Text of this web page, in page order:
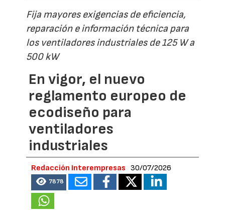
Fija mayores exigencias de eficiencia,
reparación e información técnica para
los ventiladores industriales de 125 W a
500 kW
En vigor, el nuevo
reglamento europeo de
ecodiseño para
ventiladores
industriales
Redacción Interempresas 30/07/2026
7878